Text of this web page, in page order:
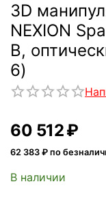
3D
NEXION
B,
6)
60 512₽
62 383 ₽ по
В наличии